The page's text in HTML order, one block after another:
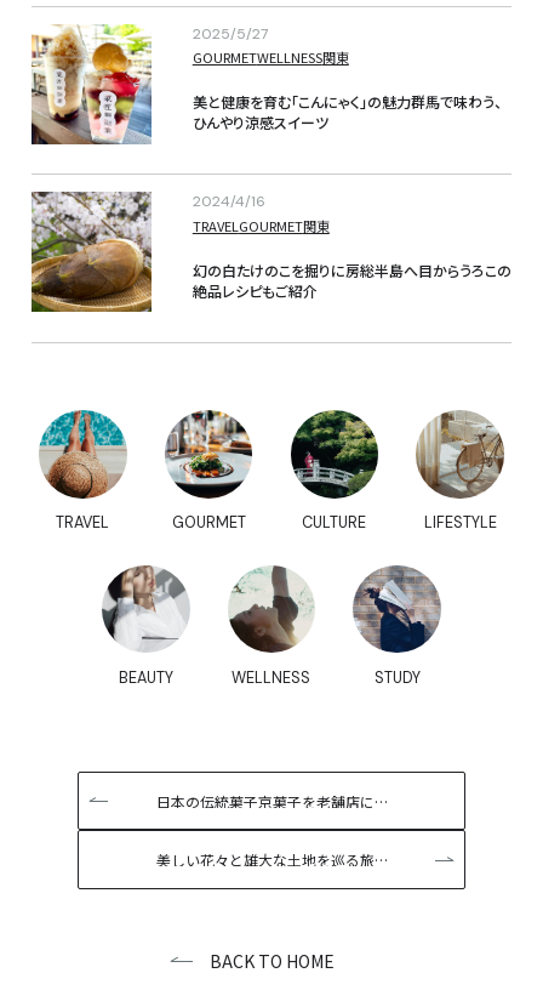
2025/5/27
GOURMETWELLNESS関東
美と健康を育む「こんにゃく」の魅力群馬で味わう、
ひんやり涼感スイーツ
2024/4/16
TRAVEL GOURMET関東
幻の白たけのこを掘りに房総半島へ目からうろこの
絶品レシピもご紹介
TRAVEL GOURMET CULTURE LIFESTYLE
BEAUTY WELLNESS STUDY
日本の伝統菓子京菓子を老舗店に…
美しい花々と雄大な土地を巡る旅…
BACK TO HOME